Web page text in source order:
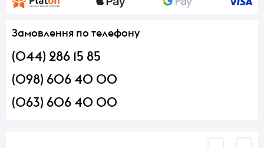
Замовлення по телефону
(044) 286 15 85
(098) 606 40 00
(063) 606 40 00